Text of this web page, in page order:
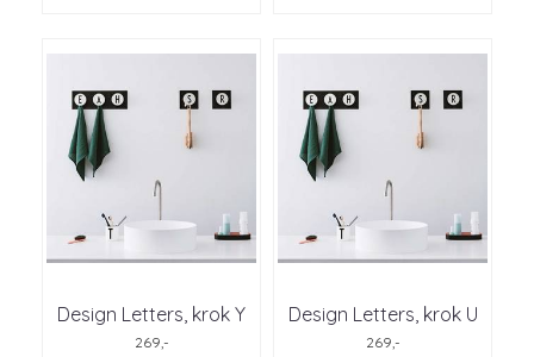
Design Letters, krok Y
269,-
Design Letters, krok U
269,-